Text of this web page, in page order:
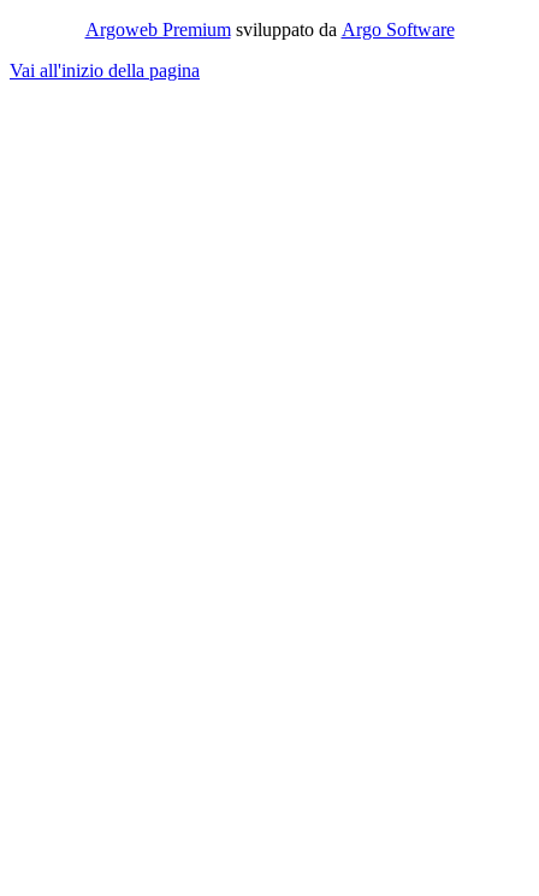
Argoweb Premiumsviluppato da Argo Software
Vai all'inizio della pagina